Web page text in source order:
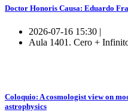
Doctor Honoris Causa: Eduardo
2026-07-16 15:30 |
Aula 1401. Cero +
Coloquio: A cosmologist view on
astrophysics